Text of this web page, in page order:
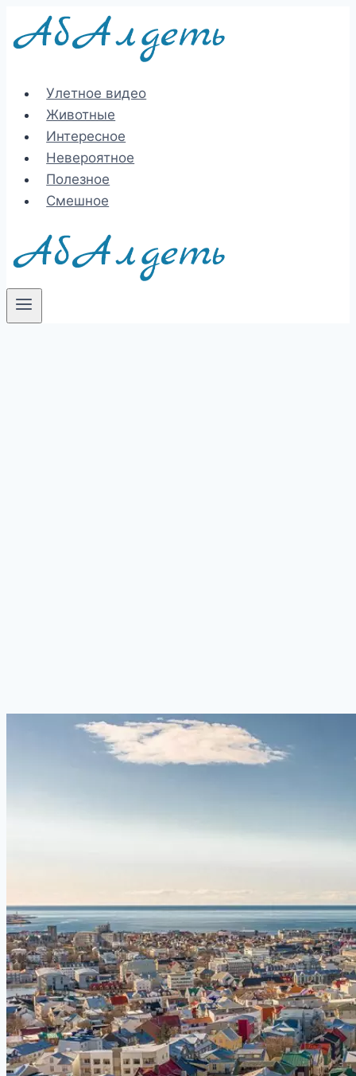
Перейти
Улетное видео
Животные
Интересное
Невероятное
Полезное
Смешное